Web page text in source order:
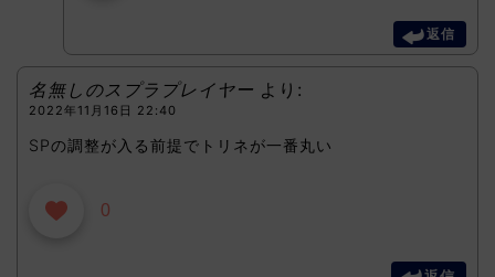
返信
名無しのスプラプレイヤー より:
2022年11月16日 22:40
SPの調整が入る前提でトリネが一番丸い
0